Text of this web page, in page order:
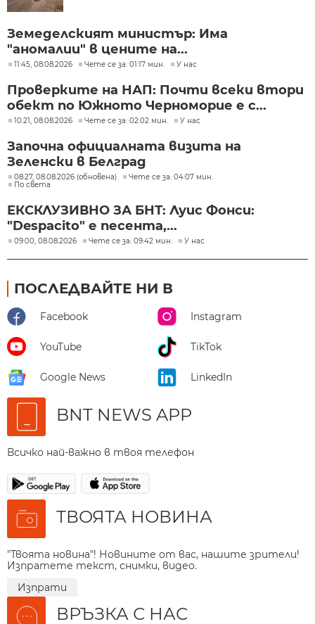
Земеделският министър: Има
"аномалии" в цените на...
11:45, 08.08.2026 Чете се за: 01:17 мин. У нас
Проверките на НАП: Почти всеки втори
обект по Южното Черноморие е с...
10:21, 08.08.2026 Чете се за: 02:02 мин. У нас
Започна официалната визита на
Зеленски в Белград
08:27, 08.08.2026 (обновена)
Чете се за: 04:07 мин.
По света
ЕКСКЛУЗИВНО ЗА БНТ: Луис Фонси:
"Despacito" е песента,...
09:00, 08.08.2026 Чете се за: 09:42 мин. У нас
ПОСЛЕДВАЙТЕ НИ В
Facebook Instagram
YouTube TikTok
Google News LinkedIn
BNT NEWS APP
Всичко най-важно в твоя телефон
ТВОЯТА НОВИНА
"Твоята новина"! Новините от вас, нашите зрители!
Изпратете текст, снимки, видео.
Изпрати
ВРЪЗКА С НАС